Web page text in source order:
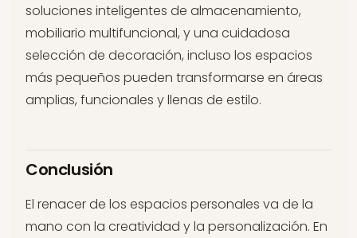
soluciones inteligentes de almacenamiento,
mobiliario multifuncional, y una cuidadosa
selección de decoración, incluso los espacios
más pequeños pueden transformarse en áreas
amplias, funcionales y llenas de estilo.
Conclusión
El renacer de los espacios personales va de la
mano con la creatividad y la personalización. En